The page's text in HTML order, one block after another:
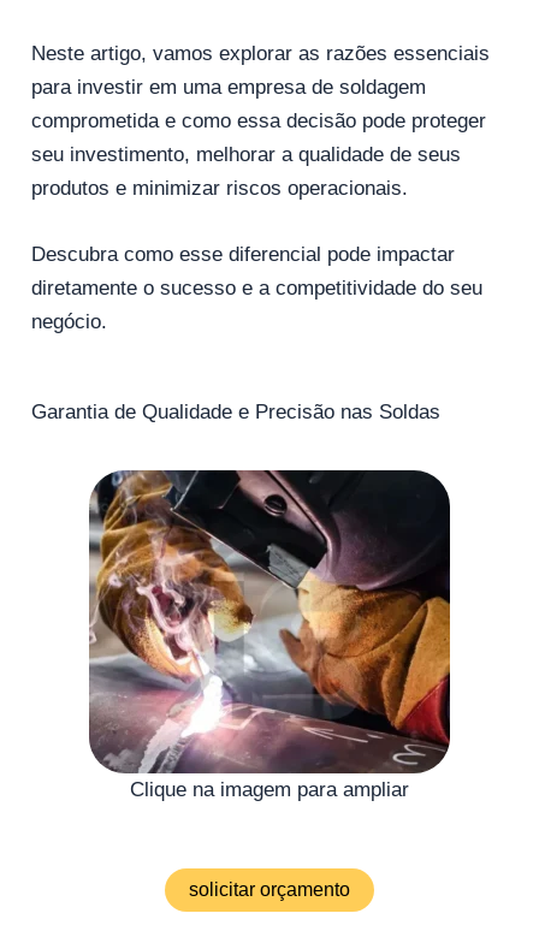
Neste artigo, vamos explorar as razões essenciais
para investir em uma empresa de soldagem
comprometida e como essa decisão pode proteger
seu investimento, melhorar a qualidade de seus
produtos e minimizar riscos operacionais.
Descubra como esse diferencial pode impactar
diretamente o sucesso e a competitividade do seu
negócio.
Garantia de Qualidade e Precisão nas Soldas
Clique na imagem para ampliar
solicitar orçamento